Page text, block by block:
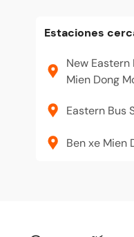
Estaciones
New Eastern
Mien Dong
Eastern Bus
Ben xe Mien